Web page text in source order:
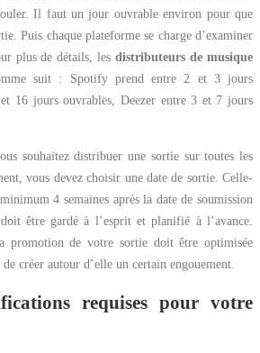
Il faut un jour ouvrable environ pour que
Puis chaque plateforme se charge d’examiner
plus de détails, lesdistributeurs de musique
suit : Spotify prend entre 2 et 3 jours
16 jours ouvrables, Deezer entre 3 et 7 jours
souhaitez distribuer une sortie sur toutes les
vous devez choisir une date de sortie. Celle-
4 semaines après la date de soumission
être gardé à l’esprit et planifié à l’avance.
promotion de votre sortie doit être optimisée
créer autour d’elle un certain engouement.
requises pour votre